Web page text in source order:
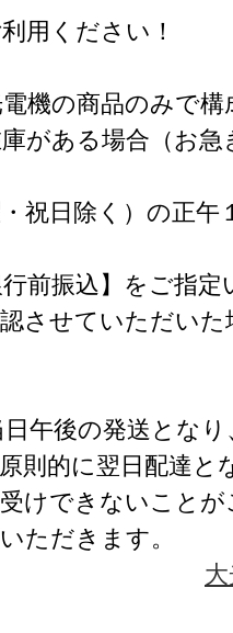
用ください！
機の商品のみで構
がある場合（お急
祝日除く）の正午
前振込】をご指定
させていただいた
午後の発送となり
則的に翌日配達と
けできないこと
ただきます。